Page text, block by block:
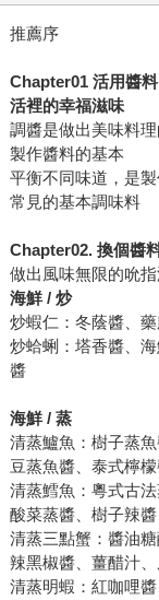
推薦序
Chapter01 活用醬
活裡的幸福滋味
調醬是做出美味料
製作醬料的基本
平衡不同味道，是
常見的基本調味料
Chapter02. 換個醬
做出風味無限的吮
海鮮 / 炒
炒蝦仁：冬蔭醬、
炒蛤蜊：塔香醬、
醬
海鮮 / 蒸
清蒸鱸魚：樹子蒸
豆蒸魚醬、泰式檸
清蒸鱈魚：粵式古
酸菜蒸醬、樹子辣醬
清蒸三點蟹：醬油
辣黑椒醬、薑醋汁
清蒸明蝦：紅咖哩